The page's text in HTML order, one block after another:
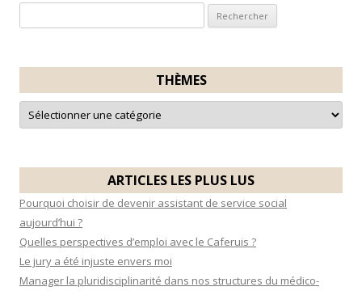
e
h
e
c
e
:
THÈMES
T
m
ARTICLES LES PLUS LUS
Pourquoi choisir de devenir assistant de service social
aujourd’hui ?
Quelles perspectives d’emploi avec le Caferuis ?
Le jury a été injuste envers moi
Manager la pluridisciplinarité dans nos structures du médico-